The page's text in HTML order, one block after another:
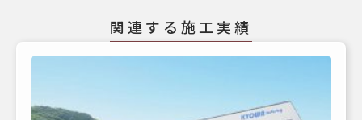
関連する施工実績